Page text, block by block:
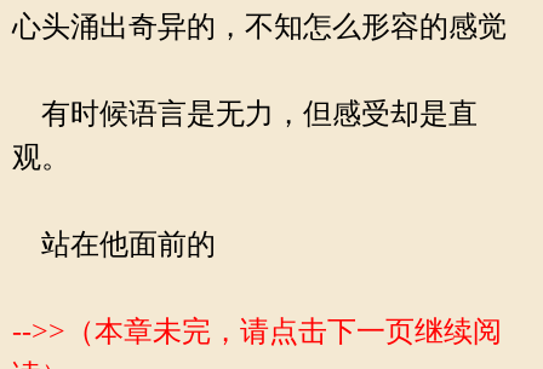
心头涌出奇异的，不知怎么形容的感觉
有时候语言是无力，但感受却是直
观。
站在他面前的
-->>（本章未完，请点击下一页继续阅